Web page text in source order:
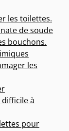
les toilettes.
de soude
bouchons.
les
à
pour